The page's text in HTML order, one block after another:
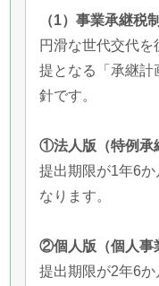
（1）事業承継税
円滑な世代交代
提となる「承継計
針です。
①法人版（特例承
提出期限が1年6
なります。
②個人版（個人事
提出期限が2年6